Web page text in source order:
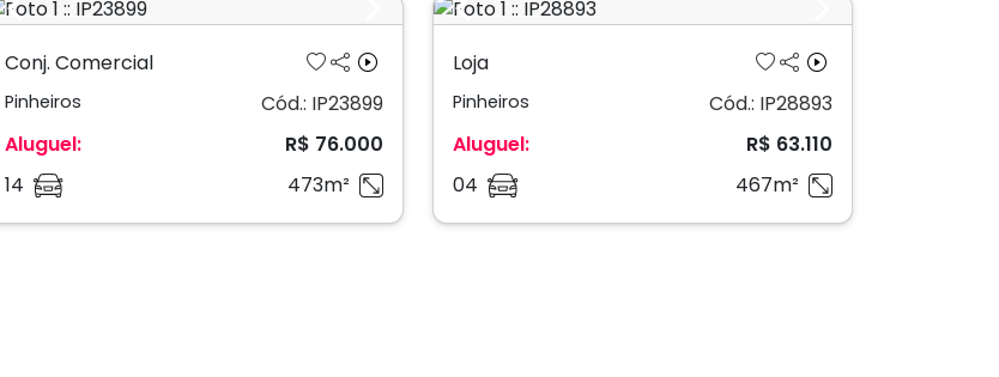
Previous
Next
Conj. Comercial
Pinheiros
Cód.: IP23899
Aluguel:
R$ 76.000
14
473m²
Previous
Next
Loja
Pinheiros
Cód.: IP28893
Aluguel:
R$ 63.110
04
467m²